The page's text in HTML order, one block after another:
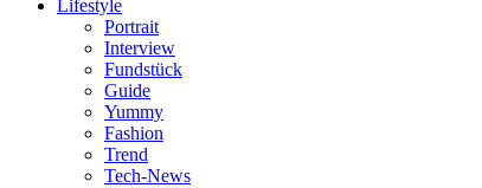
Lifestyle
Portrait
Interview
Fundstück
Guide
Yummy
Fashion
Trend
Tech-News